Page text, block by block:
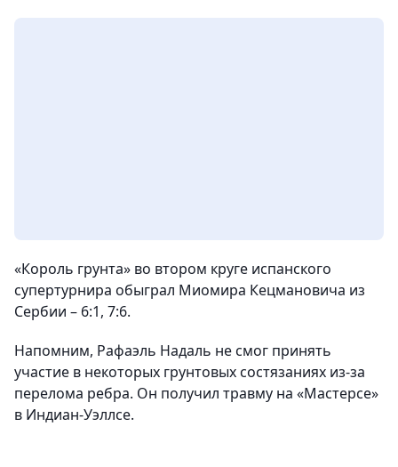
«Король грунта» во втором круге испанского
супертурнира обыграл Миомира Кецмановича из
Сербии – 6:1, 7:6.
Напомним, Рафаэль Надаль не смог принять
участие в некоторых грунтовых состязаниях из-за
перелома ребра. Он получил травму на «Мастерсе»
в Индиан-Уэллсе.